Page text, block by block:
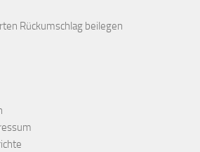
Rückumschlag beilegen